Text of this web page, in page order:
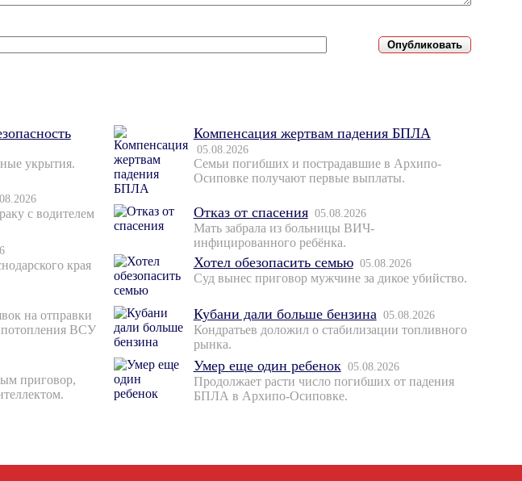
укрытия.
с водителем
края
на отправки
потопления ВСУ
приговор,
Компенсация жертвам падения БПЛА
05.08.2026
Семьи погибших и пострадавшие в Архипо-
Осиповке получают первые выплаты.
Отказ от спасения 05.08.2026
Мать забрала из больницы ВИЧ-
инфицированного ребёнка.
Хотел обезопасить семью 05.08.2026
Суд вынес приговор мужчине за дикое убийство.
Кубани дали больше бензина 05.08.2026
Кондратьев доложил о стабилизации топливного
рынка.
Умер еще один ребенок 05.08.2026
Продолжает расти число погибших от падения
БПЛА в Архипо-Осиповке.